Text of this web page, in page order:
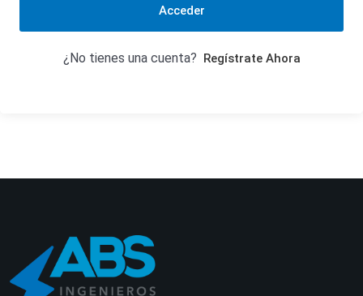
Acceder
¿No tienes una cuenta? Regístrate Ahora